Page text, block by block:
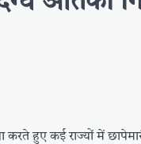
हुए कई राज्यों में